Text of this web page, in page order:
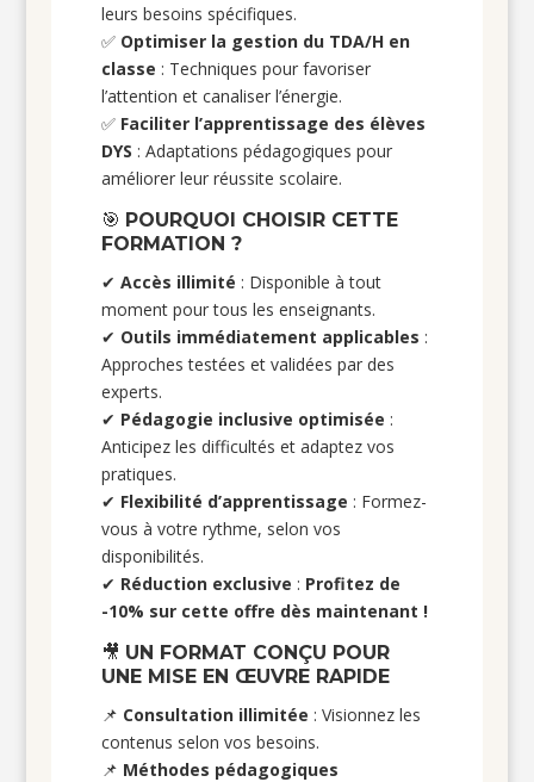
leurs besoins spécifiques.
✅ Optimiser la gestion du TDA/H en
classe : Techniques pour favoriser
l’attention et canaliser l’énergie.
✅ Faciliter l’apprentissage des élèves
DYS : Adaptations pédagogiques pour
améliorer leur réussite scolaire.
🎯 POURQUOI CHOISIR CETTE
FORMATION ?
✔ Accès illimité : Disponible à tout
moment pour tous les enseignants.
✔ Outils immédiatement applicables :
Approches testées et validées par des
experts.
✔ Pédagogie inclusive optimisée :
Anticipez les difficultés et adaptez vos
pratiques.
✔ Flexibilité d’apprentissage : Formez-
vous à votre rythme, selon vos
disponibilités.
✔ Réduction exclusive : Profitez de
-10% sur cette offre dès maintenant !
🎥 UN FORMAT CONÇU POUR
UNE MISE EN ŒUVRE RAPIDE
📌 Consultation illimitée : Visionnez les
contenus selon vos besoins.
📌 Méthodes pédagogiques